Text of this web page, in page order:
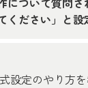
ください」と設
設定のやり方を